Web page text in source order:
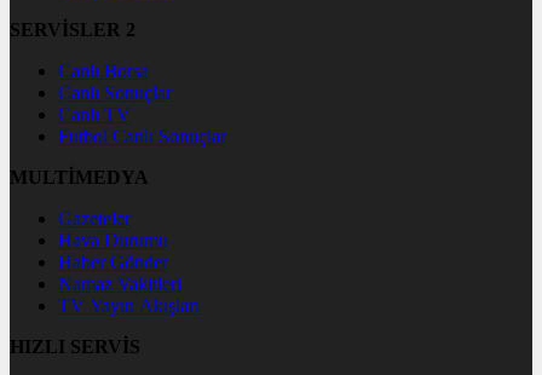
SERVİSLER 2
Canlı Borsa
Canlı Sonuçlar
Canlı TV
Futbol Canlı Sonuçlar
MULTİMEDYA
Gazeteler
Hava Durumu
Haber Gönder
Namaz Vakitleri
TV Yayın Akışları
HIZLI SERVİS